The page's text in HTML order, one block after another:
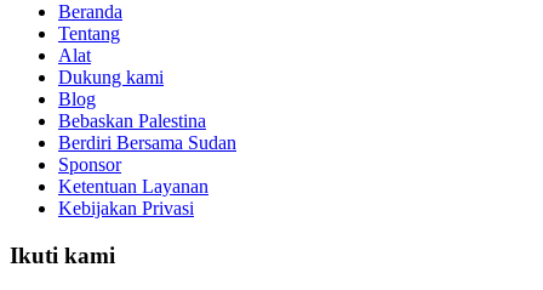
Beranda
Tentang
Alat
Dukung kami
Blog
Bebaskan Palestina
Berdiri Bersama Sudan
Sponsor
Ketentuan Layanan
Kebijakan Privasi
Ikuti kami